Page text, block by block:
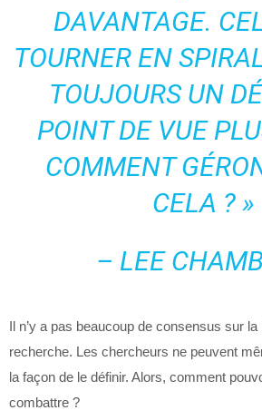
DAVANTAGE.
TOURNER EN
TOUJOURS UN
POINT DE VUE
COMMENT
CELA ? »
– LEE
Il n’y a pas beaucoup de consensus sur la
recherche. Les chercheurs ne peuvent
la façon de le définir. Alors, comment
combattre ?